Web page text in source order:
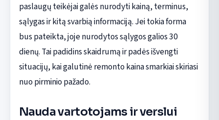
paslaugų teikėjai galės nurodyti kainą, terminus,
sąlygas ir kitą svarbią informaciją. Jei tokia forma
bus pateikta, joje nurodytos sąlygos galios 30
dienų. Tai padidins skaidrumą ir padės išvengti
situacijų, kai galutinė remonto kaina smarkiai skiriasi
nuo pirminio pažado.
Nauda vartotojams ir verslui